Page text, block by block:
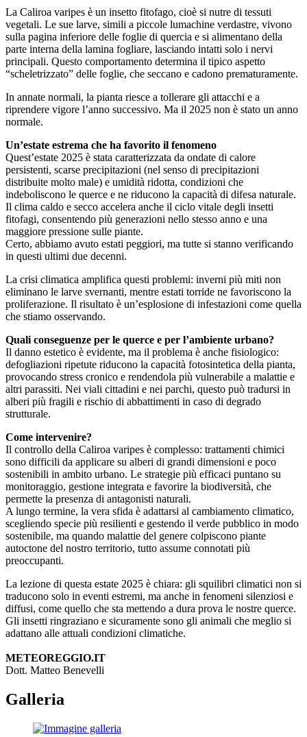
La Caliroa varipes è un insetto fitofago, cioè si nutre di tessuti
vegetali. Le sue larve, simili a piccole lumachine verdastre, vivono
sulla pagina inferiore delle foglie di quercia e si alimentano della
parte interna della lamina fogliare, lasciando intatti solo i nervi
principali. Questo comportamento determina il tipico aspetto
“scheletrizzato” delle foglie, che seccano e cadono prematuramente.
In annate normali, la pianta riesce a tollerare gli attacchi e a
riprendere vigore l’anno successivo. Ma il 2025 non è stato un anno
normale.
Un’estate estrema che ha favorito il fenomeno
Quest’estate 2025 è stata caratterizzata da ondate di calore
persistenti, scarse precipitazioni (nel senso di precipitazioni
distribuite molto male) e umidità ridotta, condizioni che
indeboliscono le querce e ne riducono la capacità di difesa naturale.
Il clima caldo e secco accelera anche il ciclo vitale degli insetti
fitofagi, consentendo più generazioni nello stesso anno e una
maggiore pressione sulle piante.
Certo, abbiamo avuto estati peggiori, ma tutte si stanno verificando
in questi ultimi due decenni.
La crisi climatica amplifica questi problemi: inverni più miti non
eliminano le larve svernanti, mentre estati torride ne favoriscono la
proliferazione. Il risultato è un’esplosione di infestazioni come quella
che stiamo osservando.
Quali conseguenze per le querce e per l’ambiente urbano?
Il danno estetico è evidente, ma il problema è anche fisiologico:
defogliazioni ripetute riducono la capacità fotosintetica della pianta,
provocando stress cronico e rendendola più vulnerabile a malattie e
altri parassiti. Nei viali cittadini e nei parchi, questo può tradursi in
alberi più fragili e rischio di abbattimenti in caso di degrado
strutturale.
Come intervenire?
Il controllo della Caliroa varipes è complesso: trattamenti chimici
sono difficili da applicare su alberi di grandi dimensioni e poco
sostenibili in ambito urbano. Le strategie più efficaci puntano su
monitoraggio, gestione integrata e favorire la biodiversità, che
permette la presenza di antagonisti naturali.
A lungo termine, la vera sfida è adattarsi al cambiamento climatico,
scegliendo specie più resilienti e gestendo il verde pubblico in modo
sostenibile, ma quando malattie del genere colpiscono piante
autoctone del nostro territorio, tutto assume connotati più
preoccupanti.
La lezione di questa estate 2025 è chiara: gli squilibri climatici non si
traducono solo in eventi estremi, ma anche in fenomeni silenziosi e
diffusi, come quello che sta mettendo a dura prova le nostre querce.
Gli insetti ringraziano e sicuramente sono gli animali che meglio si
adattano alle attuali condizioni climatiche.
METEOREGGIO.IT
Dott. Matteo Benevelli
Galleria